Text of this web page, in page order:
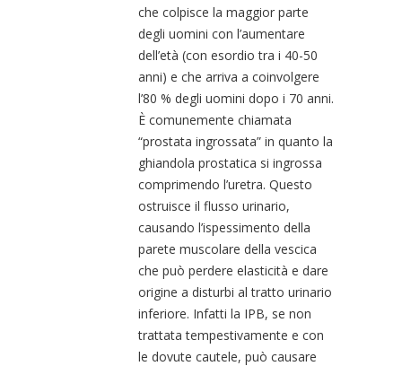
che colpisce la maggior parte
degli uomini con l’aumentare
dell’età (con esordio tra i 40-50
anni) e che arriva a coinvolgere
l’80 % degli uomini dopo i 70 anni.
È comunemente chiamata
“prostata ingrossata” in quanto la
ghiandola prostatica si ingrossa
comprimendo l’uretra. Questo
ostruisce il flusso urinario,
causando l’ispessimento della
parete muscolare della vescica
che può perdere elasticità e dare
origine a disturbi al tratto urinario
inferiore. Infatti la IPB, se non
trattata tempestivamente e con
le dovute cautele, può causare